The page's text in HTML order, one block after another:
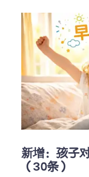
新增：孩子
（30条）